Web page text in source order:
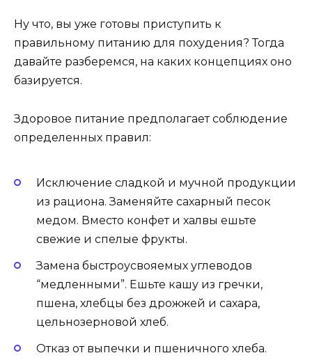
Ну что, вы уже готовы приступить к
правильному питанию для похудения? Тогда
давайте разберемся, на каких концепциях оно
базируется.
Здоровое питание предполагает соблюдение
определенных правил:
Исключение сладкой и мучной продукции
из рациона. Заменяйте сахарный песок
медом. Вместо конфет и халвы ешьте
свежие и спелые фрукты.
Замена быстроусвояемых углеводов
“медленными”. Ешьте кашу из гречки,
пшена, хлебцы без дрожжей и сахара,
цельнозерновой хлеб.
Отказ от выпечки и пшеничного хлеба.